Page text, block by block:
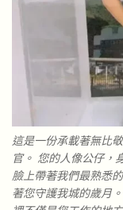
這是一份承載著無比
官。 您的人像公仔，
臉上帶著我們最熟悉
著您守護我城的歲月